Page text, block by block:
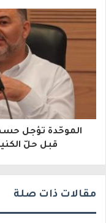
إ
ت
الموحّدة تؤجل حسم
قبل حلّ
مقالات ذات صلة